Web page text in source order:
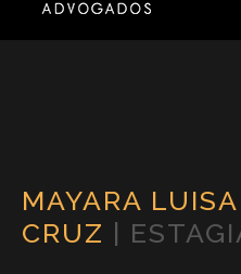
MAYARA
CRUZ |